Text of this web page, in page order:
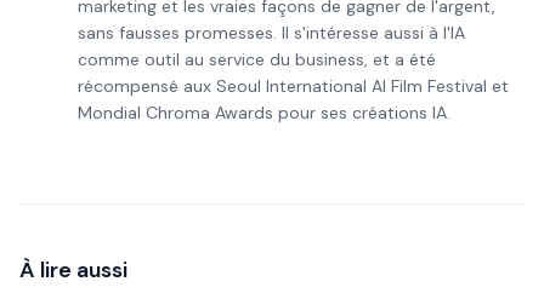
marketing et les vraies façons de gagner de l'argent,
sans fausses promesses. Il s'intéresse aussi à l'IA
comme outil au service du business, et a été
récompensé aux Seoul International AI Film Festival et
Mondial Chroma Awards pour ses créations IA.
À lire aussi